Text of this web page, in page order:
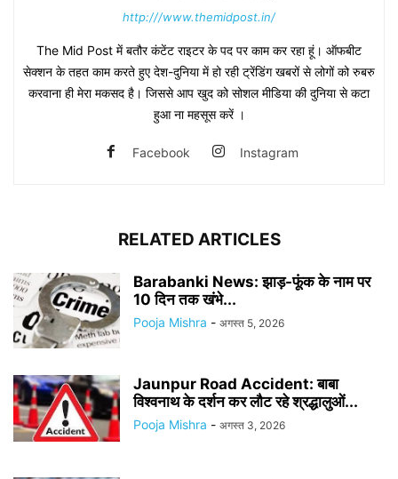
http:///www.themidpost.in/
The Mid Post में बतौर कंटेंट राइटर के पद पर काम कर रहा हूं। ऑफबीट
सेक्शन के तहत काम करते हुए देश-दुनिया में हो रही ट्रेंडिंग खबरों से लोगों को रुबरु
करवाना ही मेरा मकसद है। जिससे आप खुद को सोशल मीडिया की दुनिया से कटा
हुआ ना महसूस करें ।
Facebook Instagram
RELATED ARTICLES
Barabanki News: झाड़-फूंक के नाम पर
10 दिन तक खंभे...
Pooja Mishra - अगस्त 5, 2026
Jaunpur Road Accident: बाबा
विश्वनाथ के दर्शन कर लौट रहे श्रद्धालुओं...
Pooja Mishra - अगस्त 3, 2026